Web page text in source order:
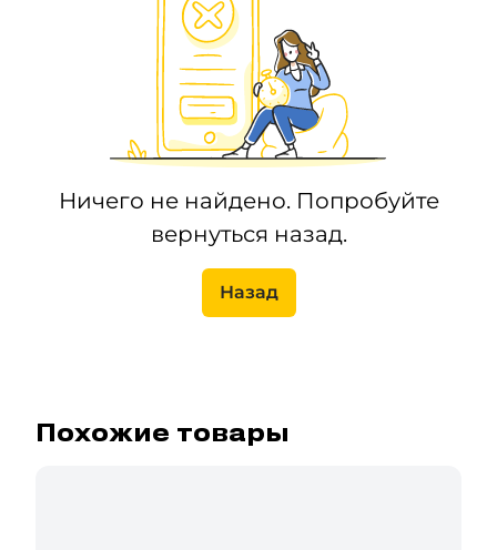
Ничего не найдено. Попробуйте
вернуться назад.
Назад
Похожие товары